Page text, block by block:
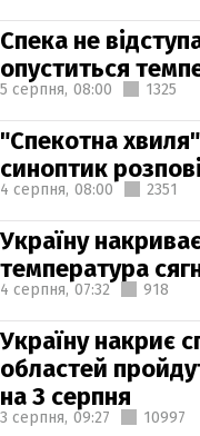
Спека не
опуститься
5 серпня, 08:00 1325
"Спекотна
синоптик
4 серпня, 08:00 2351
Україну
температура
4 серпня, 07:32 918
Україну накриє
областей
на 3 серпня
3 серпня, 09:27 10997